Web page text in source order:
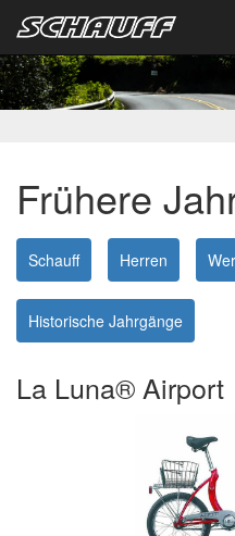
Frühere
Schauff Herren
Historische Jahrgänge
La Luna® Airport